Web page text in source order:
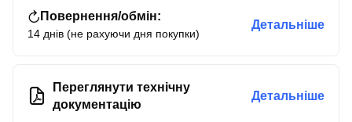
Повернення/обмін:
14 днів (не рахуючи дня покупки)
Детальніше
Переглянути технічну
документацію
Детальніше